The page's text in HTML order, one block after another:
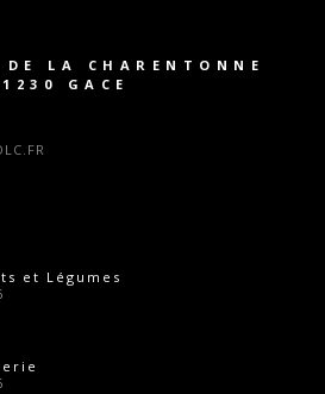
DE LA CHARENTONNE
GACE
et Légumes